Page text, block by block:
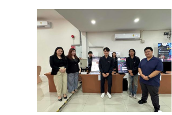
การเข้าร่วมงาน
NeEC Energy
Forward RE-
economy 2025